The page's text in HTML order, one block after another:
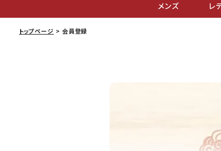
メンズ レ
トップページ 会員登録